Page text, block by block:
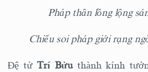
Pháp thân lồng lộng
Chiếu soi pháp giới rạng
Đệ tử Trí Bửuthành kính